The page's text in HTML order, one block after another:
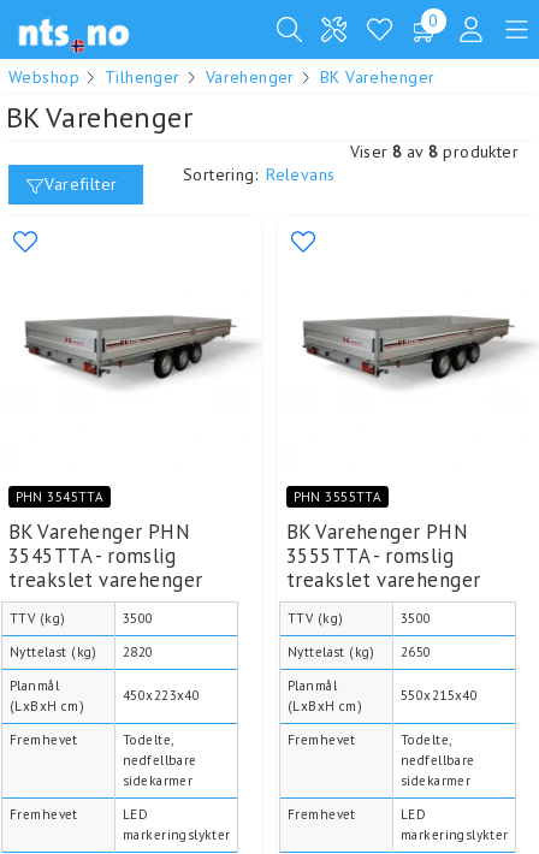
0
Webshop Tilhenger Varehenger BK Varehenger
BK Varehenger
Varefilter Sortering: Relevans
Viser 8 av 8 produkter
PHN 3545TTA
BK Varehenger PHN
3545TTA - romslig
treakslet varehenger
TTV (kg)
3500
Nyttelast (kg)
2820
Planmål
(LxBxH cm)
450x223x40
Fremhevet
Todelte,
nedfellbare
sidekarmer
Fremhevet
LED
markeringslykter
PHN 3555TTA
BK Varehenger PHN
3555TTA - romslig
treakslet varehenger
TTV (kg)
3500
Nyttelast (kg)
2650
Planmål
(LxBxH cm)
550x215x40
Fremhevet
Todelte,
nedfellbare
sidekarmer
Fremhevet
LED
markeringslykter